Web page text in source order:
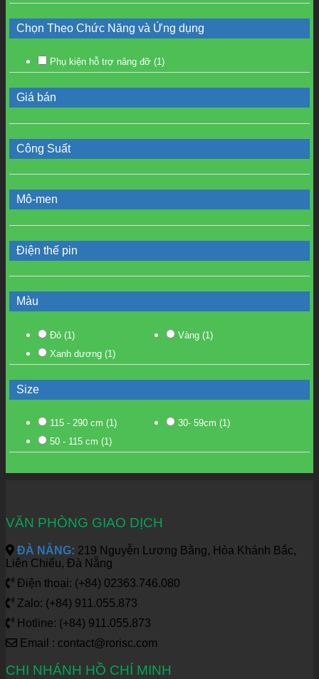
Chọn Theo Chức Năng và Ứng dụng
Phụ kiện hỗ trợ nâng đỡ (1)
Giá bán
Công Suất
Mô-men
Điện thế pin
Màu
Đỏ (1) Vàng (1)
Xanh dương (1)
Size
115 - 290 cm (1) 30- 59cm (1)
50 - 115 cm (1)
VĂN PHÒNG GIAO DỊCH
ĐÀ NẴNG: 219 Nguyễn Lương Bằng, Hòa Khánh Bắc,
Liên Chiểu, Đà Nẵng
Điện thoại: (+84) 02363.746.080
Zalo: (+84) 911.055.873
Hotline: (+84) 911.055.873
Email : contact@rorisc.com
CHI NHÁNH HỒ CHÍ MINH